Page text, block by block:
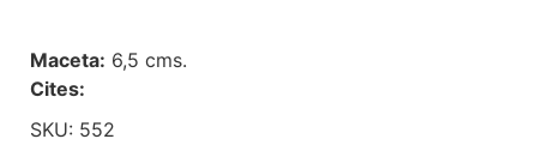
Maceta: 6,5 cms.
Cites:
SKU: 552